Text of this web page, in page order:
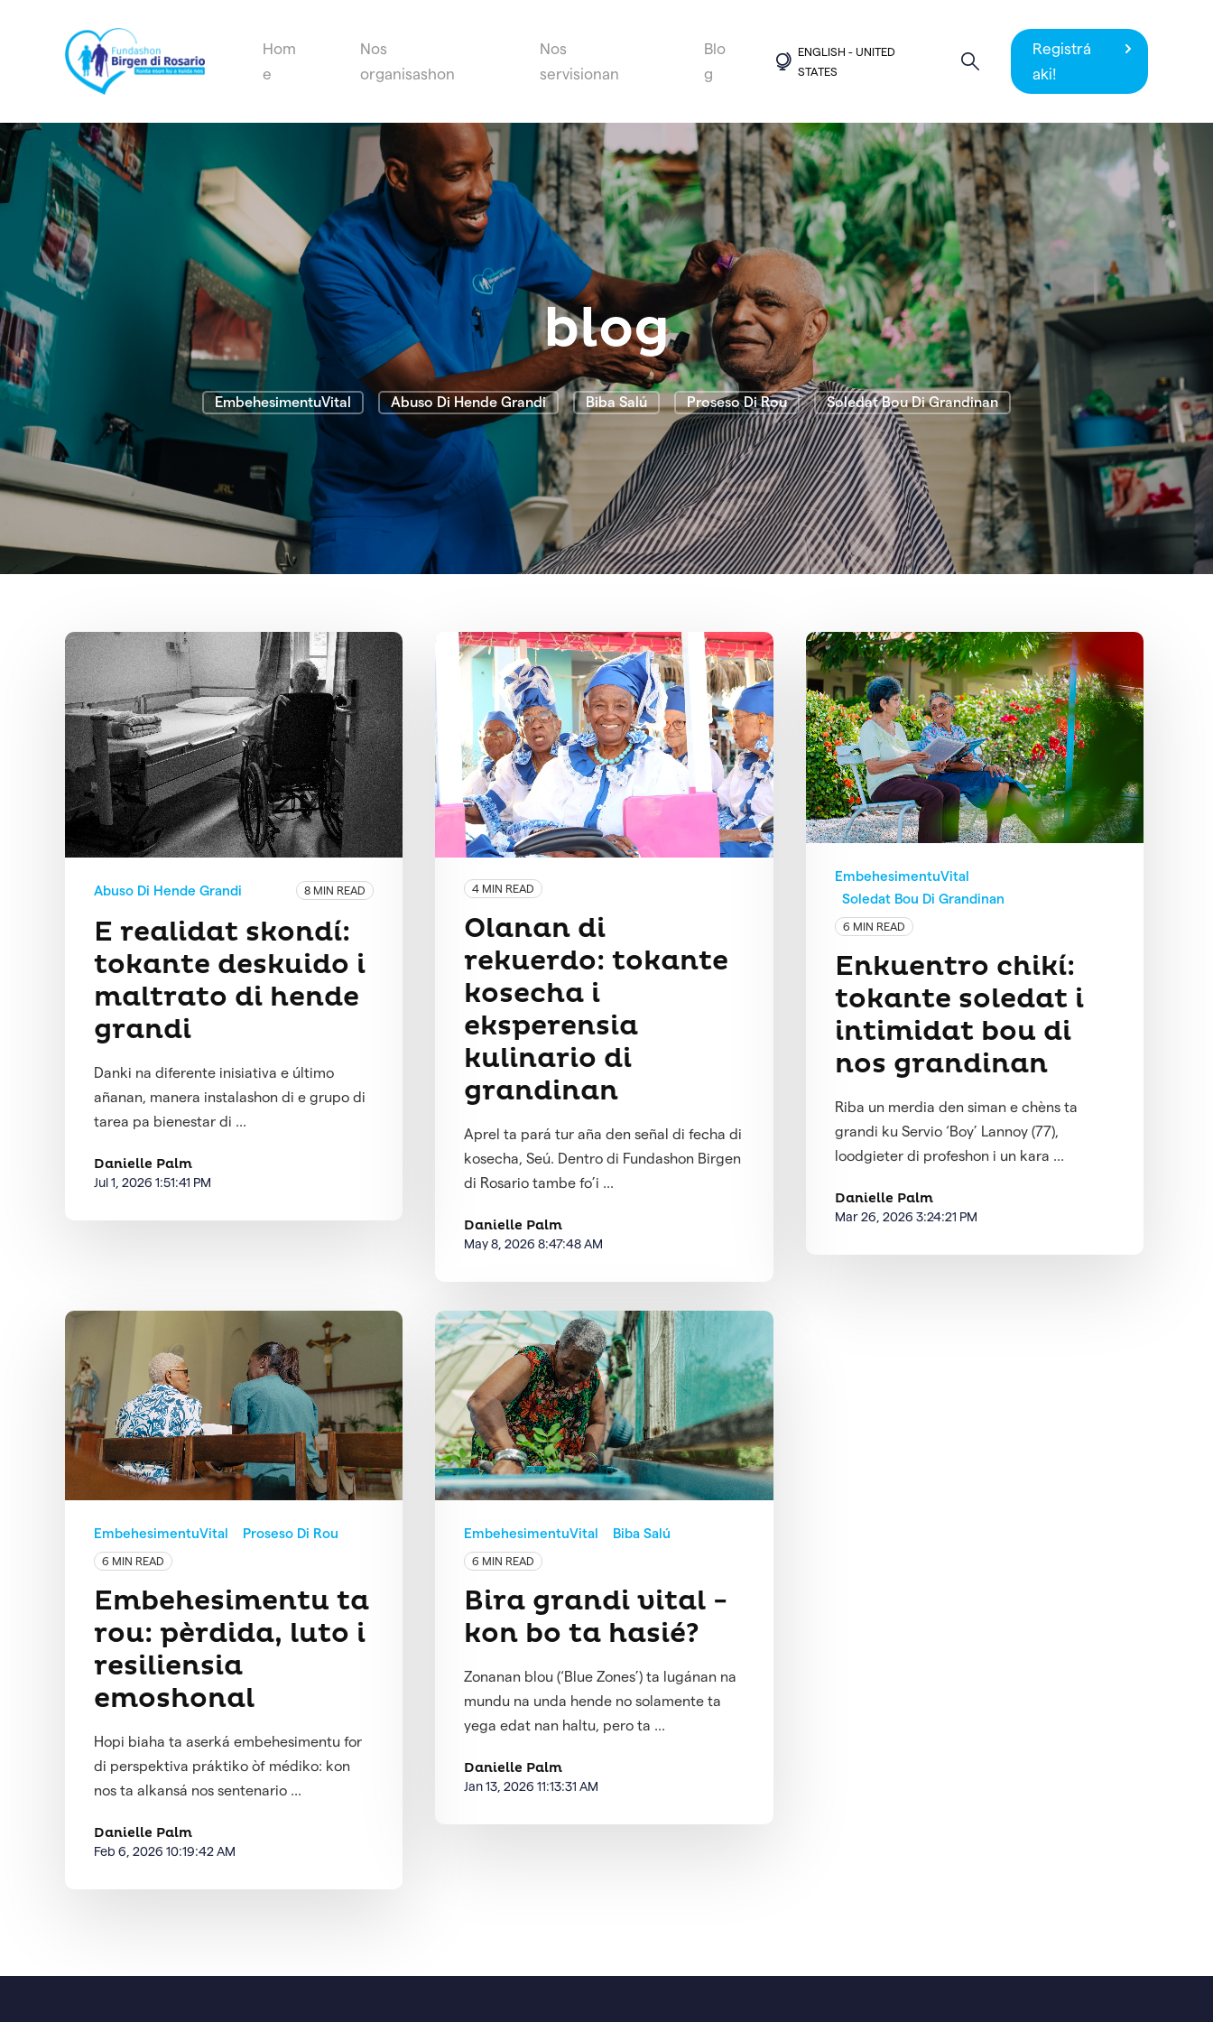
Hom
e
Nos
organisashon
Nos
servisionan
Blo
g
ENGLISH - UNITED
STATES
Registrá
aki!
blog
EmbehesimentuVital Abuso Di Hende Grandi Biba Salú Proseso Di Rou Soledat Bou Di Grandinan
Abuso Di Hende Grandi 8 MIN READ
E realidat skondí:
tokante deskuido i
maltrato di hende
grandi
Danki na diferente inisiativa e último
añanan, manera instalashon di e grupo di
tarea pa bienestar di ...
Danielle Palm
Jul 1, 2026 1:51:41 PM
4 MIN READ
Olanan di
rekuerdo: tokante
kosecha i
eksperensia
kulinario di
grandinan
Aprel ta pará tur aña den señal di fecha di
kosecha, Seú. Dentro di Fundashon Birgen
di Rosario tambe fo’i ...
Danielle Palm
May 8, 2026 8:47:48 AM
EmbehesimentuVital
Soledat Bou Di Grandinan
6 MIN READ
Enkuentro chikí:
tokante soledat i
intimidat bou di
nos grandinan
Riba un merdia den siman e chèns ta
grandi ku Servio ‘Boy’ Lannoy (77),
loodgieter di profeshon i un kara ...
Danielle Palm
Mar 26, 2026 3:24:21 PM
EmbehesimentuVital Proseso Di Rou
6 MIN READ
Embehesimentu ta
rou: pèrdida, luto i
resiliensia
emoshonal
Hopi biaha ta aserká embehesimentu for
di perspektiva práktiko òf médiko: kon
nos ta alkansá nos sentenario ...
Danielle Palm
Feb 6, 2026 10:19:42 AM
EmbehesimentuVital Biba Salú
6 MIN READ
Bira grandi vital -
kon bo ta hasié?
Zonanan blou (‘Blue Zones’) ta lugánan na
mundu na unda hende no solamente ta
yega edat nan haltu, pero ta ...
Danielle Palm
Jan 13, 2026 11:13:31 AM